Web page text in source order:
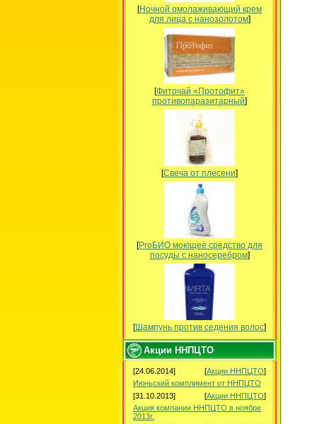
[Ночной омолаживающий крем
для лица с нанозолотом]
[Фиточай «Протофит»
противопаразитарный]
[Свеча от плесени]
[ProБИО моющее средство для
посуды c наносеребром]
[Шампунь против седения волос]
Акции ННПЦТО
[24.06.2014] [Акции ННПЦТО]
Июньский комплимент от ННПЦТО
[31.10.2013]
[Акции ННПЦТО]
Акция компании ННПЦТО в ноябре
2013г.